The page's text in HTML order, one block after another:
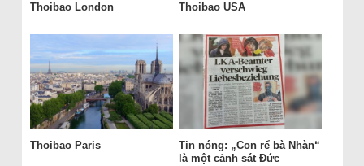
Thoibao London Thoibao USA
Thoibao Paris
Tin nóng: „Con rể bà Nhàn“
là một cảnh sát Đức